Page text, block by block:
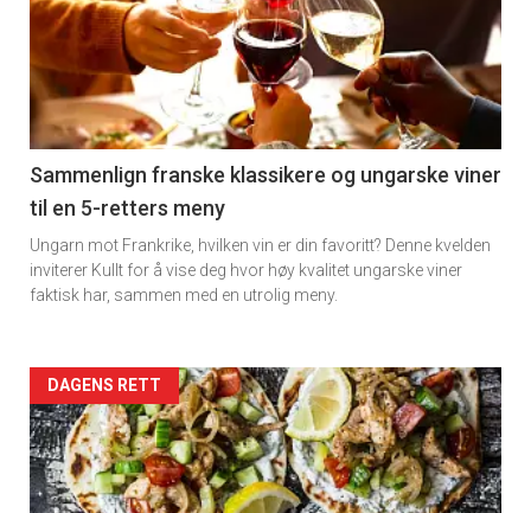
akkurat
nå
-
5
Sammenlign franske klassikere og ungarske viner
til en 5-retters meny
Ungarn mot Frankrike, hvilken vin er din favoritt? Denne kvelden
inviterer Kullt for å vise deg hvor høy kvalitet ungarske viner
faktisk har, sammen med en utrolig meny.
Forsiden
akkurat
nå
DAGENS RETT